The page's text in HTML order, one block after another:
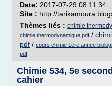
Date: 2017-07-29 08:11:34
Site : http://
Thèmes liés : chimie
chimie thermodynamique pdf /
pdf / cours chimie 1ere annee
pdf
Chimie 534, 5e
cahier